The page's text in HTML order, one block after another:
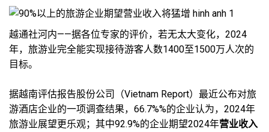
越通社河内——据各位专家的评价，若无太大变化，2024
年，旅游业完全能实现接待游客人数1400至1500万人次的
目标。
据越南评估报告股份公司（Vietnam Report）最近公布对旅
游酒店企业的一项调查结果，66.7%%的企业认为，2024年
旅游业展望更乐观；其中92.9%的企业期望2024年营业收入